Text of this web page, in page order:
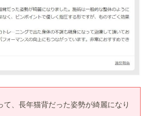
て、長年猫背だった姿勢が綺麗になり